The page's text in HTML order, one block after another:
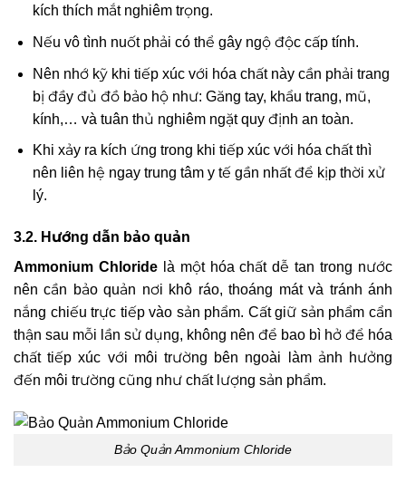
kích thích mắt nghiêm trọng.
Nếu vô tình nuốt phải có thể gây ngộ độc cấp tính.
Nên nhớ kỹ khi tiếp xúc với hóa chất này cần phải trang
bị đầy đủ đồ bảo hộ như: Găng tay, khẩu trang, mũ,
kính,… và tuân thủ nghiêm ngặt quy định an toàn.
Khi xảy ra kích ứng trong khi tiếp xúc với hóa chất thì
nên liên hệ ngay trung tâm y tế gần nhất để kịp thời xử
lý.
3.2. Hướng dẫn bảo quản
Ammonium Chloridelà một hóa chất dễ tan trong nước
nên cần bảo quản nơi khô ráo, thoáng mát và tránh ánh
nắng chiếu trực tiếp vào sản phẩm. Cất giữ sản phẩm cẩn
thận sau mỗi lần sử dụng, không nên để bao bì hở để hóa
chất tiếp xúc với môi trường bên ngoài làm ảnh hưởng
đến môi trường cũng như chất lượng sản phẩm.
Bảo Quản Ammonium Chloride